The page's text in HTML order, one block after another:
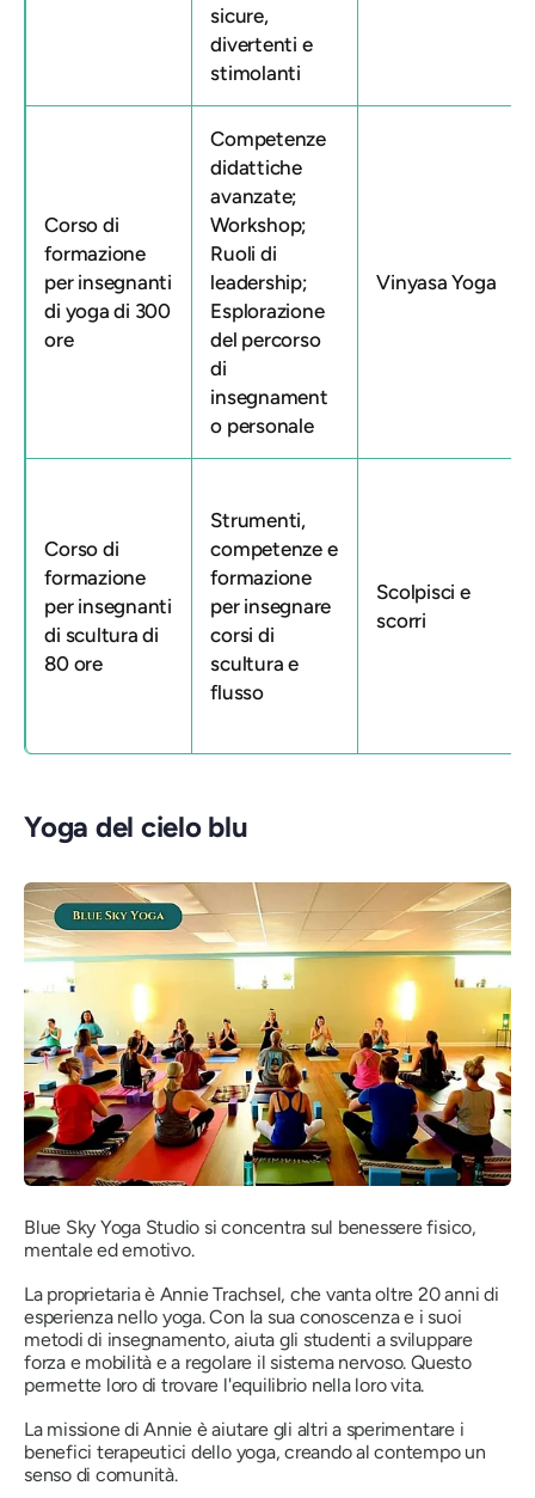
sicure,
divertenti e
stimolanti
Corso di
formazione
per insegnanti
di yoga di 300
ore
Competenze
didattiche
avanzate;
Workshop;
Ruoli di
leadership;
Esplorazione
del percorso
di
insegnament
o personale
Vinyasa Yoga
Corso di
formazione
per insegnanti
di scultura di
80 ore
Strumenti,
competenze e
formazione
per insegnare
corsi di
scultura e
flusso
Scolpisci e
scorri
Yoga del cielo blu
Blue Sky Yoga Studio si concentra sul benessere fisico,
mentale ed emotivo.
La proprietaria è Annie Trachsel, che vanta oltre 20 anni di
esperienza nello yoga. Con la sua conoscenza e i suoi
metodi di insegnamento, aiuta gli studenti a sviluppare
forza e mobilità e a regolare il sistema nervoso. Questo
permette loro di trovare l'equilibrio nella loro vita.
La missione di Annie è aiutare gli altri a sperimentare i
benefici terapeutici dello yoga, creando al contempo un
senso di comunità.